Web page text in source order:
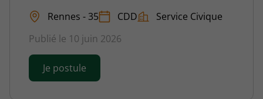
Rennes - 35 CDD
Service Civique
Publié le 10 juin 2026
Je postule